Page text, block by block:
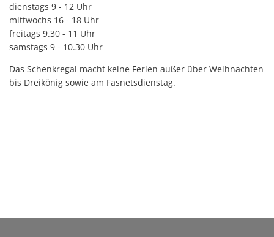
dienstags 9 - 12 Uhr
mittwochs 16 - 18 Uhr
freitags 9.30 - 11 Uhr
samstags 9 - 10.30 Uhr
Das Schenkregal macht keine Ferien außer über Weihnachten
bis Dreikönig sowie am Fasnetsdienstag.